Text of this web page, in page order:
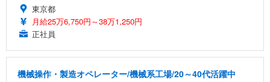
東京都
月給25万6,750円～38万1,250円
正社員
機械操作・製造オペレーター/機械系工場/20～40代活躍中